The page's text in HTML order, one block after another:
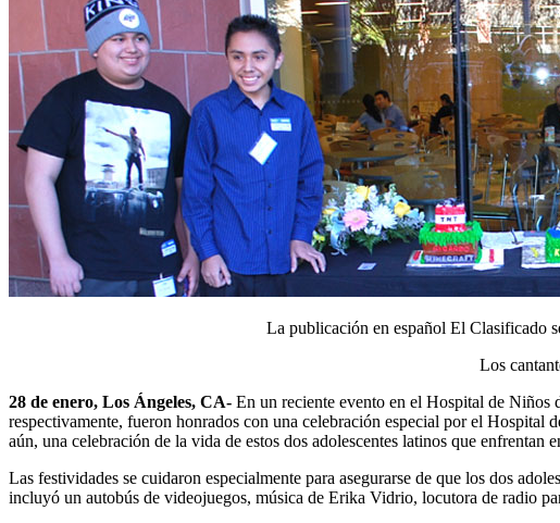
La publicación en español El Clasificado
Los
28 de enero, Los Ángeles, CA- En un reciente evento en el Hospital de
respectivamente, fueron honrados con una celebración especial por el Hospital
aún, una celebración de la vida de estos dos adolescentes latinos que enfrentan
Las festividades se cuidaron especialmente para asegurarse de que los dos
incluyó un autobús de videojuegos, música de Erika Vidrio, locutora de radio